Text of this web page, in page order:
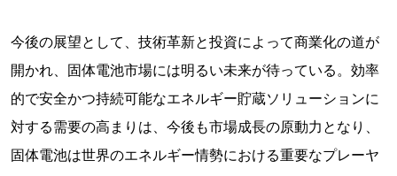
今後の展望として、技術革新と投資によって商業化の道が
開かれ、固体電池市場には明るい未来が待っている。効率
的で安全かつ持続可能なエネルギー貯蔵ソリューションに
対する需要の高まりは、今後も市場成長の原動力となり、
固体電池は世界のエネルギー情勢における重要なプレーヤ